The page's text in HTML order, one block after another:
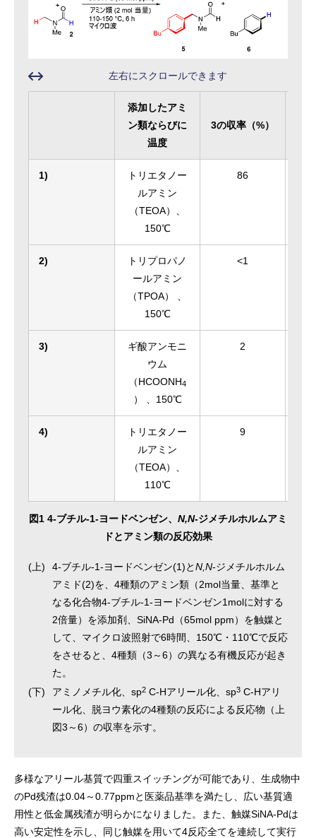
左右にスクロールできます
添加したアミ
ン類ならびに
温度
3の収率（%）
1)
トリエタノー
ルアミン
（TEOA）、
150℃
86
2)
トリプロパノ
ールアミン
（TPOA） 、
150℃
<1
3)
ギ酸アンモニ
ウム
（HCOONH4
） 、150℃
2
4)
トリエタノー
ルアミン
（TEOA）、
110℃
9
図1 4-ブチル-1-ヨードベンゼン、 N,N-ジメチルホルムアミ
ドとアミン類の反応効果
(上) 4-ブチル-1-ヨードベンゼン(1)とN,N-ジメチルホルム
アミド(2)を、4種類のアミン類（2mol当量、基準と
なる化合物4-ブチル-1-ヨードベンゼン1molに対する
2倍量）を添加剤、SiNA-Pd（65mol ppm）を触媒と
して、マイクロ波照射で6時間、150℃・110℃で反応
をさせると、4種類（3～6）の異なる有機反応が起き
た。
(下)
アミノメチル化、sp2C-Hアリール化、sp3C-Hアリ
ール化、脱ヨウ素化の4種類の反応による反応物（上
図3～6）の収率を示す。
多様なアリール基質で四重スイッチングが可能であり、生成物中
のPd残渣は0.04～0.77ppmと医薬品基準を満たし、広い基質適
用性と低金属残渣が明らかになりました。また、触媒SiNA-Pdは
高い安定性を示し、同じ触媒を用いて4反応全てを連続して実行